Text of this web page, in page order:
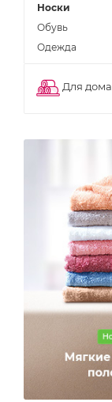
Носки
Обувь
Одежда
Для дома